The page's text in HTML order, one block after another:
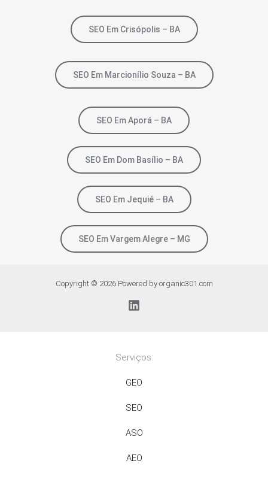
SEO Em Crisópolis – BA
SEO Em Marcionílio Souza – BA
SEO Em Aporá – BA
SEO Em Dom Basílio – BA
SEO Em Jequié – BA
SEO Em Vargem Alegre – MG
Copyright © 2026 Powered by organic301.com
Serviços:
GEO
SEO
ASO
AEO